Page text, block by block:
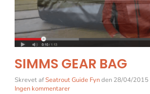
SIMMS GEAR BAG
Skrevet afSeatrout Guide Fynden 28/04/2015
Ingen kommentarer